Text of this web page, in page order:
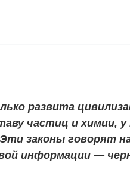
развита
частиц и химии, у
законы говорят
информации —